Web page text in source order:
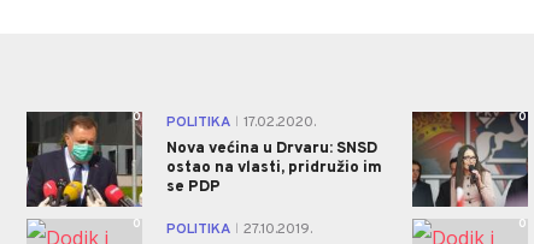
0 POLITIKA
17.02.2020.
Nova većina u Drvaru: SNSD
ostao na vlasti, pridružio im
se PDP
0
0 POLITIKA
27.10.2019.
0